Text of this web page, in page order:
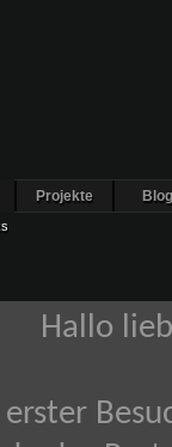
Projekte
Hallo